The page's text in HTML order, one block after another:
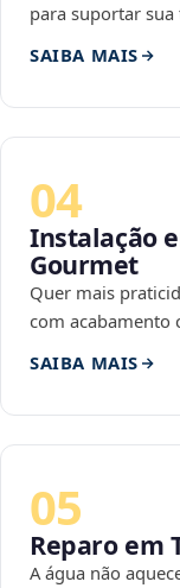
para suportar
SAIBA MAIS
04
Instalação
Gourmet
Quer mais
com acabamento
SAIBA MAIS
05
Reparo em
A água não